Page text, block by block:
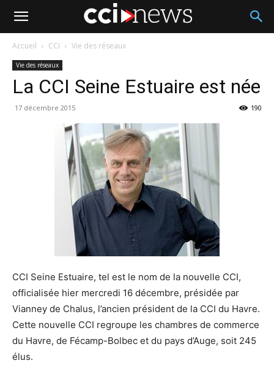
Accueil CCI Vie des réseaux
Vie des réseaux
La CCI Seine Estuaire est née
17 décembre 2015 190
CCI Seine Estuaire, tel est le nom de la nouvelle CCI,
officialisée hier mercredi 16 décembre, présidée par
Vianney de Chalus, l’ancien président de la CCI du Havre.
Cette nouvelle CCI regroupe les chambres de commerce
du Havre, de Fécamp-Bolbec et du pays d’Auge, soit 245
élus.